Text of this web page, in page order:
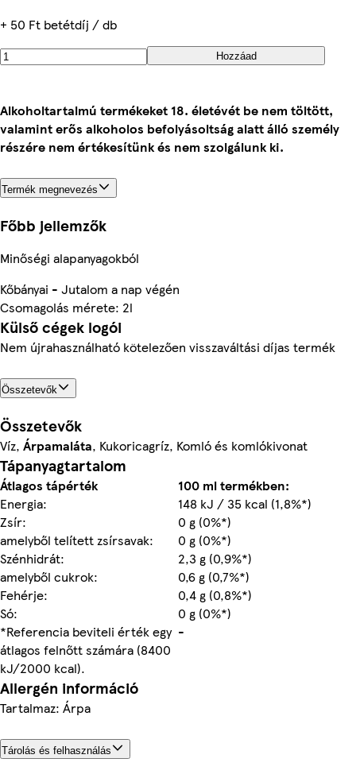
+ 50 Ft betétdíj / db
Hozzáad
Alkoholtartalmú termékeket 18. életévét be nem töltött,
valamint erős alkoholos befolyásoltság alatt álló személy
részére nem értékesítünk és nem szolgálunk ki.
Termék megnevezés
Főbb jellemzők
Minőségi alapanyagokból
Kőbányai - Jutalom a nap végén
Csomagolás mérete: 2l
Külső cégek logói
Nem újrahasználható kötelezően visszaváltási díjas termék
Összetevők
Összetevők
Víz, Árpamaláta, Kukoricagríz, Komló és komlókivonat
Tápanyagtartalom
Átlagos tápérték
100 ml termékben:
Energia:
148 kJ / 35 kcal (1,8%*)
Zsír:
0 g (0%*)
amelyből telített zsírsavak:
0 g (0%*)
Szénhidrát:
2,3 g (0,9%*)
amelyből cukrok:
0,6 g (0,7%*)
Fehérje:
0,4 g (0,8%*)
Só:
0 g (0%*)
*Referencia beviteli érték egy
átlagos felnőtt számára (8400
kJ/2000 kcal).
-
Allergén információ
Tartalmaz: Árpa
Tárolás és felhasználás